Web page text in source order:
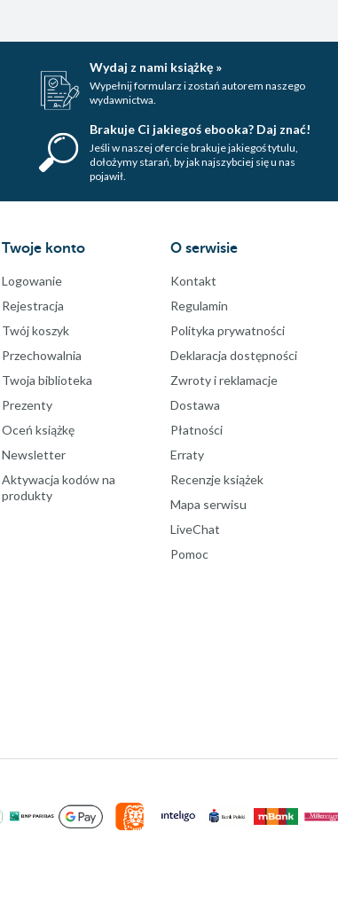
Wydaj z nami książkę »
Wypełnij formularz i zostań autorem naszego
wydawnictwa.
Brakuje Ci jakiegoś ebooka? Daj znać!
Jeśli w naszej ofercie brakuje jakiegoś tytulu,
dołożymy starań, by jak najszybciej się u nas
pojawił.
Twoje konto
Logowanie
Rejestracja
Twój koszyk
Przechowalnia
Twoja biblioteka
Prezenty
Oceń książkę
Newsletter
Aktywacja kodów na
produkty
O serwisie
Kontakt
Regulamin
Polityka prywatności
Deklaracja dostępności
Zwroty i reklamacje
Dostawa
Płatności
Erraty
Recenzje książek
Mapa serwisu
LiveChat
Pomoc